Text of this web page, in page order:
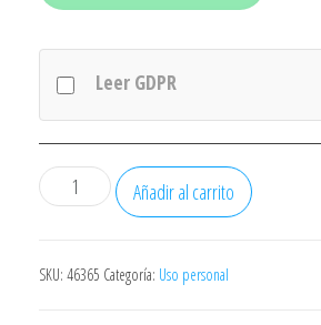
Leer GDPR
Cepillo
Dental
D12
Añadir al carrito
SKU: 46365 Categoría: Uso personal